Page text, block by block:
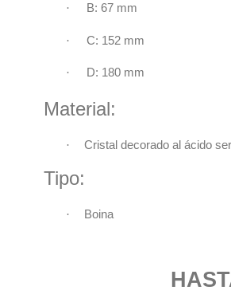
· B: 67 mm
· C: 152 mm
· D: 180 mm
Material:
· Cristal decorado al ácido
Tipo:
· Boina
HASTA